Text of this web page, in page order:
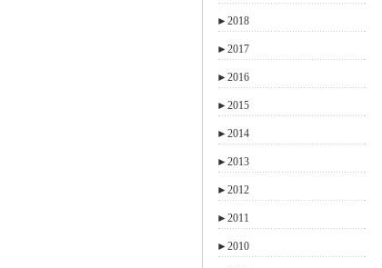
►2018
►2017
►2016
►2015
►2014
►2013
►2012
►2011
►2010